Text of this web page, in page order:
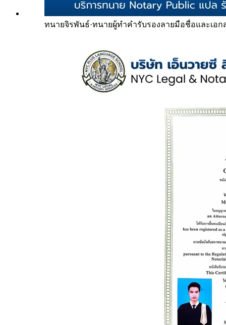
ทนายจิรพันธ์·ทนายผู้ทำคำรับรองลายมือชื่อและเอก